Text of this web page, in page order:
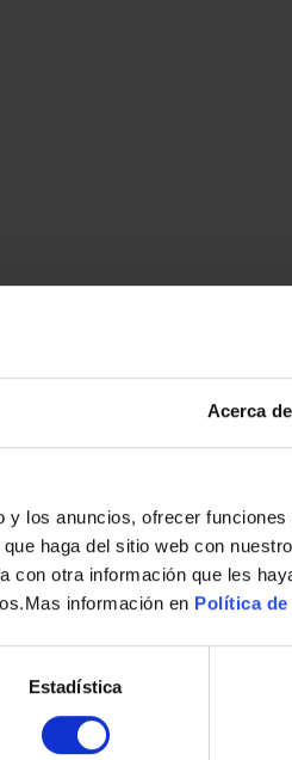
Acerca
los anuncios, ofrecer
haga del sitio web con
con otra información que les
información en Política
Estadística